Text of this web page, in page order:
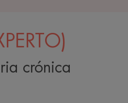
crónica